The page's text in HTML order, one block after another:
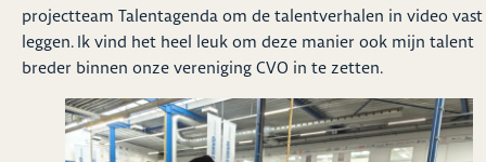
projectteam Talentagenda om de talentverhalen in video
leggen. Ik vind het heel leuk om deze manier ook mijn talent
breder binnen onze vereniging CVO in te zetten.